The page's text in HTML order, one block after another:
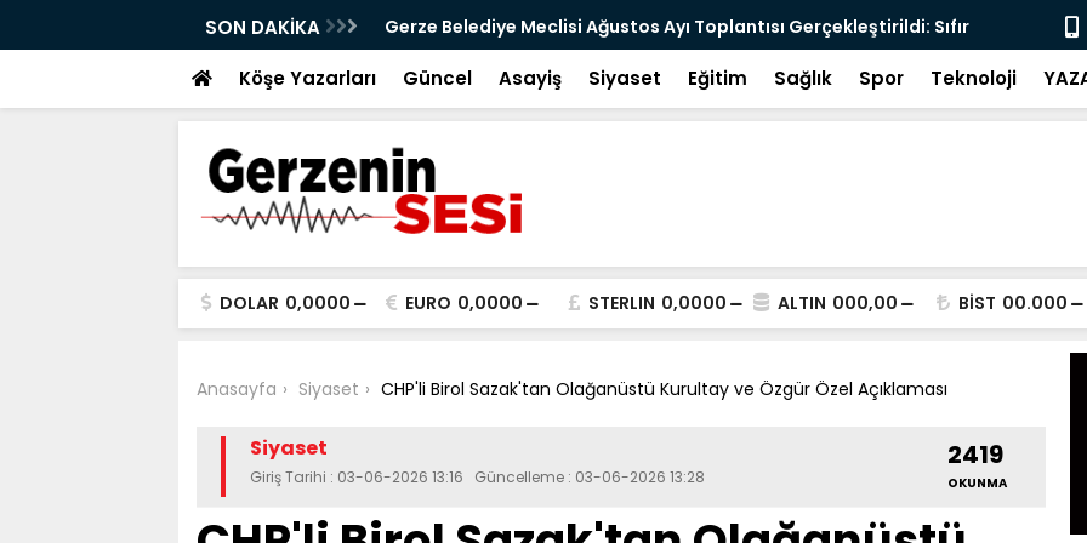
SON DAKİKA
Gerze Belediye Meclisi Ağustos Ayı Toplantısı Gerçekleştirildi: Sıfır
Atık Projesi Meclisten Geçti
İçişleri
Köşe Yazarları Güncel Asayiş Siyaset Eğitim Sağlık Spor Teknoloji
DOLAR 0,0000 EURO 0,0000 STERLIN 0,0000 ALTIN 000,00 BİST 00.000
Anasayfa Siyaset CHP'li Birol Sazak'tan Olağanüstü Kurultay ve Özgür Özel Açıklaması
Siyaset
Giriş Tarihi : 03-06-2026 13:16 Güncelleme : 03-06-2026 13:28
2419
OKUNMA